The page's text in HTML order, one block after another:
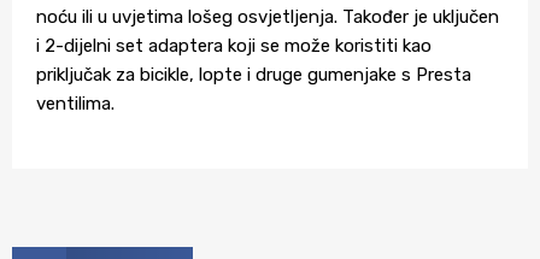
noću ili u uvjetima lošeg osvjetljenja. Također je uključen
i 2-dijelni set adaptera koji se može koristiti kao
priključak za bicikle, lopte i druge gumenjake s Presta
ventilima.